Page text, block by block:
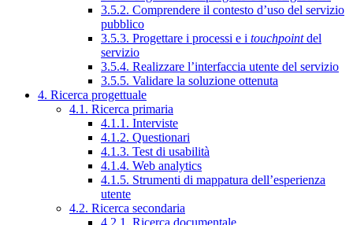
3.5.2. Comprendere il contesto d’uso del servizio
pubblico
3.5.3. Progettare i processi e i touchpointdel
servizio
3.5.4. Realizzare l’interfaccia utente del servizio
3.5.5. Validare la soluzione ottenuta
4. Ricerca progettuale
4.1. Ricerca primaria
4.1.1. Interviste
4.1.2. Questionari
4.1.3. Test di usabilità
4.1.4. Web analytics
4.1.5. Strumenti di mappatura dell’esperienza
utente
4.2. Ricerca secondaria
4.2.1. Ricerca documentale